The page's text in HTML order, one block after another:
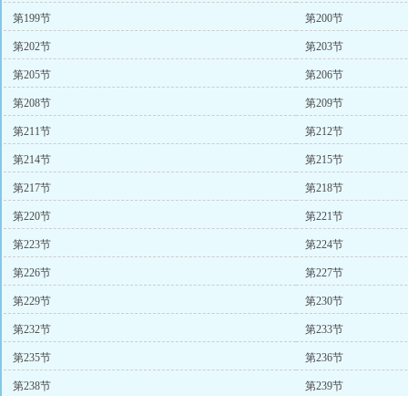
第199节 第200节
第202节 第203节
第205节 第206节
第208节 第209节
第211节 第212节
第214节 第215节
第217节 第218节
第220节 第221节
第223节 第224节
第226节 第227节
第229节 第230节
第232节 第233节
第235节 第236节
第238节 第239节